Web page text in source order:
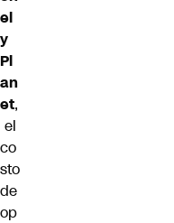
el
y
Pl
an
et,
el
co
sto
de
op